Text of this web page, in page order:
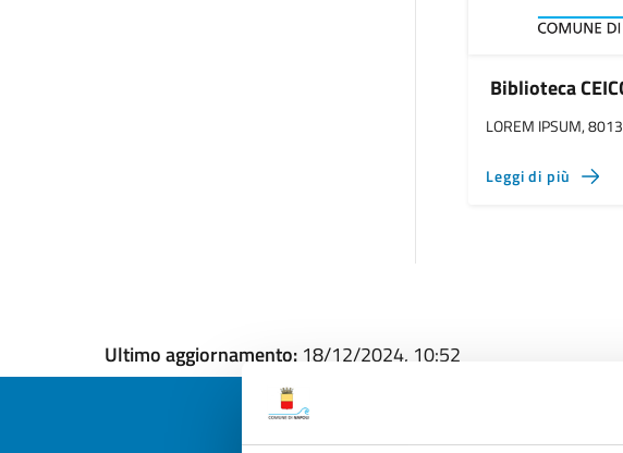
Biblioteca
LOREM IPSUM,
Leggi di più
Ultimo aggiornamento: 18/12/2024, 10:52